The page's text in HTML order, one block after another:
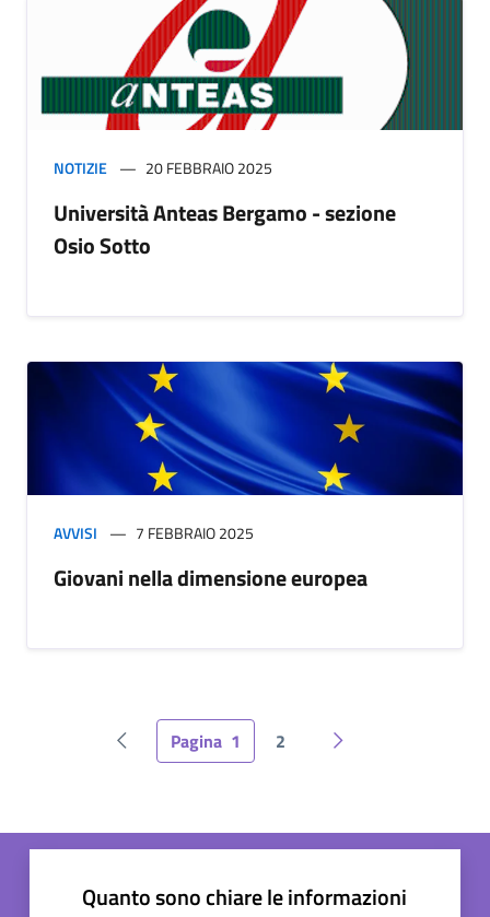
NOTIZIE 20 FEBBRAIO 2025
Università Anteas Bergamo - sezione
Osio Sotto
AVVISI 7 FEBBRAIO 2025
Giovani nella dimensione europea
Pagina precedente
Pagina 1 2 Pagina successiva
Quanto sono chiare le informazioni